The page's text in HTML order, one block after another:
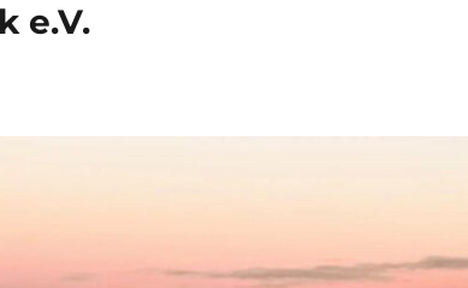
e.V.